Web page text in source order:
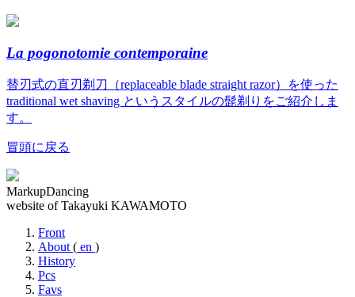
La pogonotomie contemporaine
替刃式の直刃剃刀（replaceable blade straight razor）を使った
traditional wet shaving というスタイルの髭剃りをご紹介しま
す。
冒頭に戻る
MarkupDancing
website of Takayuki KAWAMOTO
Front
About ( en )
History
Pcs
Favs